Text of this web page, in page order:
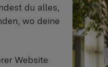
du alles,
wo deine
Website